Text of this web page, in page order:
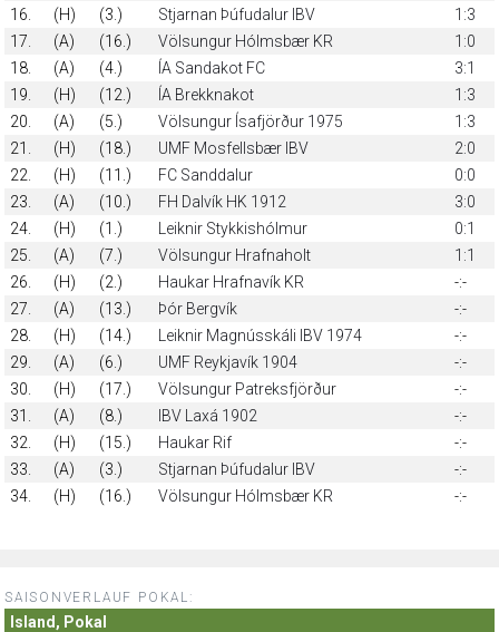
16.
(H) (3.) Stjarnan Þúfudalur IBV
1:3
17.
(A) (16.) Völsungur Hólmsbær KR
1:0
18.
(A) (4.) ÍA Sandakot FC
3:1
19.
(H) (12.) ÍA Brekknakot
1:3
20.
(A) (5.) Völsungur Ísafjörður 1975
1:3
21.
(H) (18.) UMF Mosfellsbær IBV
2:0
22.
(H) (11.) FC Sanddalur
0:0
23.
(A) (10.) FH Dalvík HK 1912
3:0
24.
(H) (1.) Leiknir Stykkishólmur
0:1
25.
(A) (7.) Völsungur Hrafnaholt
1:1
26.
(H) (2.) Haukar Hrafnavík KR
-:-
27.
(A) (13.) Þór Bergvík
-:-
28.
(H) (14.) Leiknir Magnússkáli IBV 1974
-:-
29.
(A) (6.) UMF Reykjavík 1904
-:-
30.
(H) (17.) Völsungur Patreksfjörður
-:-
31.
(A) (8.) IBV Laxá 1902
-:-
32.
(H) (15.) Haukar Rif
-:-
33.
(A) (3.) Stjarnan Þúfudalur IBV
-:-
34.
(H) (16.) Völsungur Hólmsbær KR -:-
SAISONVERLAUF POKAL:
Island, Pokal